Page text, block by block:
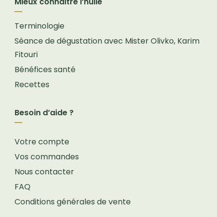
Terminologie
Séance de dégustation avec Mister Olivko, Karim
Fitouri
Bénéfices santé
Recettes
Besoin d’aide ?
Votre compte
Vos commandes
Nous contacter
FAQ
Conditions générales de vente